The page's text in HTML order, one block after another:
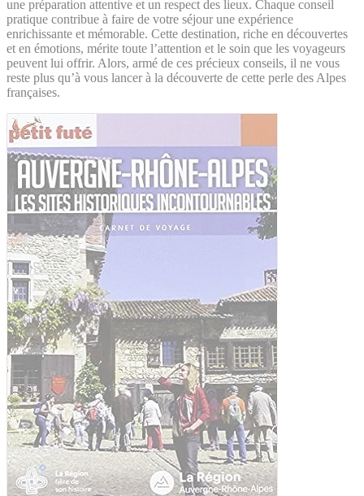
une préparation attentive et un respect des lieux. Chaque conseil
pratique contribue à faire de votre séjour une expérience
enrichissante et mémorable. Cette destination, riche en découvertes
et en émotions, mérite toute l’attention et le soin que les voyageurs
peuvent lui offrir. Alors, armé de ces précieux conseils, il ne vous
reste plus qu’à vous lancer à la découverte de cette perle des Alpes
françaises.